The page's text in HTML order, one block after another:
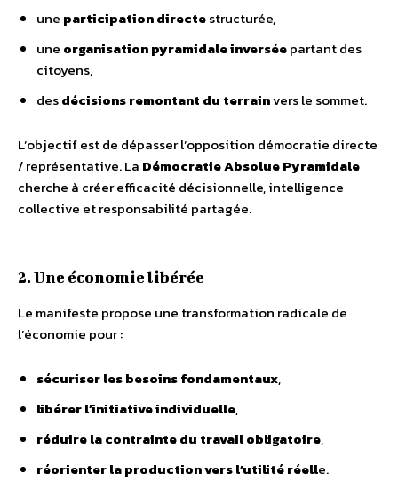
une participation directestructurée,
une organisation pyramidale inverséepartant des
citoyens,
desdécisions remontant du terrainvers le sommet.
L’objectif est de dépasser l’opposition démocratie directe
/ représentative. La Démocratie Absolue Pyramidale
cherche à créer efficacité décisionnelle, intelligence
collective et responsabilité partagée.
2. Une économie libérée
Le manifeste propose une transformation radicale de
l’économie pour :
sécuriser les besoins fondamentaux,
libérer l’initiative individuelle,
réduire la contrainte du travail obligatoire,
réorienter la production vers l’utilité réelle.